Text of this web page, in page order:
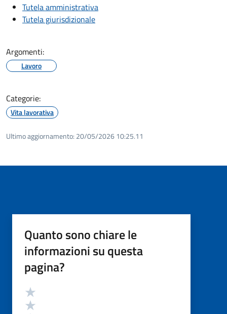
Tutela amministrativa
Tutela giurisdizionale
Argomenti:
Lavoro
Categorie:
Vita lavorativa
Ultimo aggiornamento: 20/05/2026 10:25.11
Quanto sono chiare le
informazioni su questa
pagina?
Valutazione